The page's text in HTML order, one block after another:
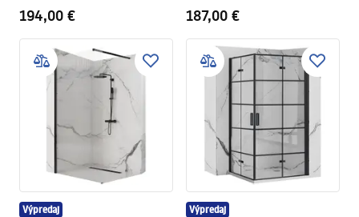
194,00 € 187,00 €
Výpredaj Výpredaj